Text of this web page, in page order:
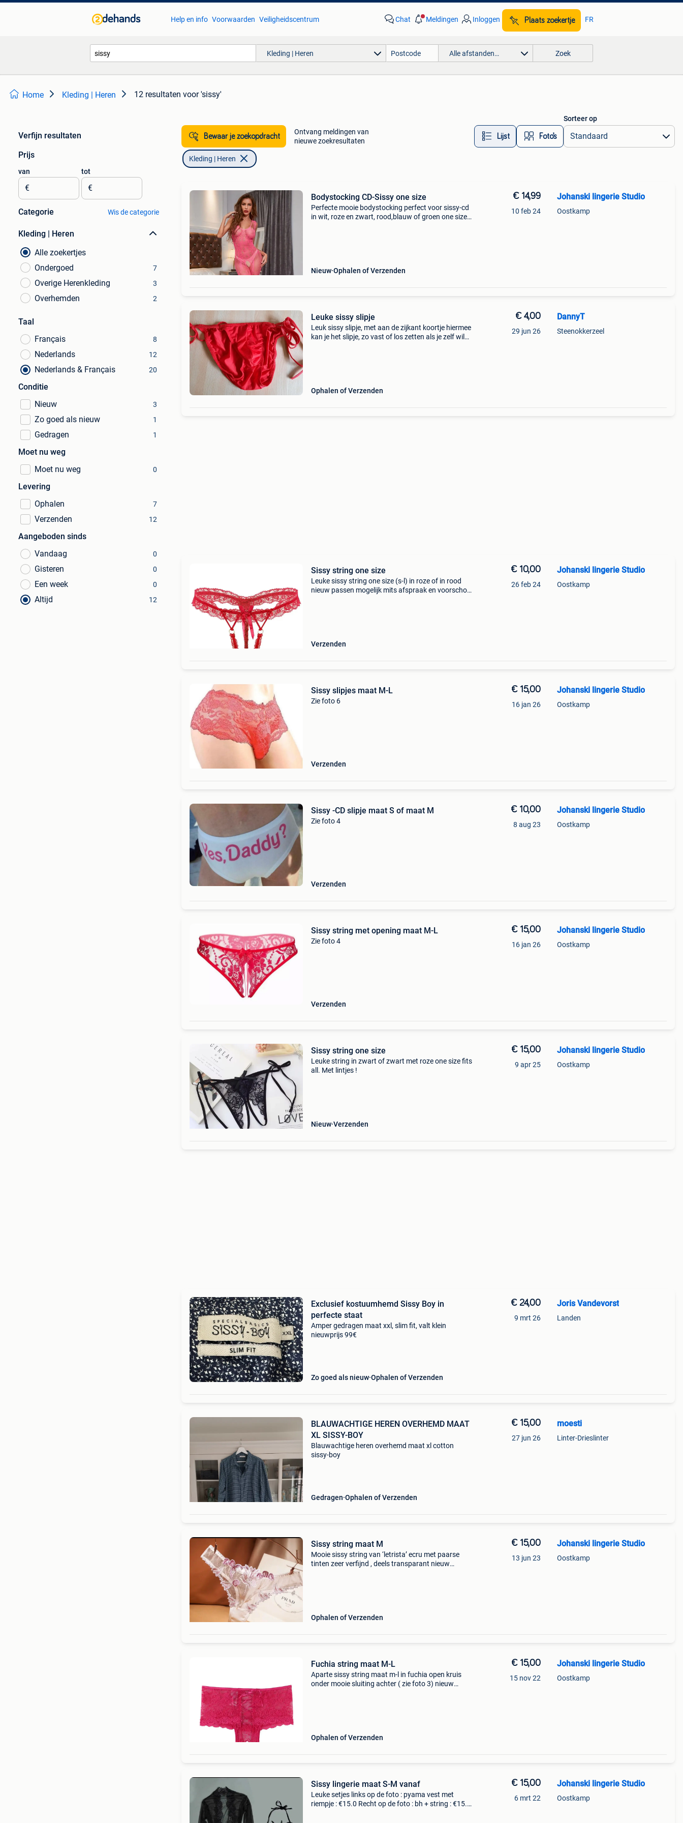
Help en info Voorwaarden Veiligheidscentrum Chat Meldingen Inloggen Plaats zoekertje FR
Kleding | Heren Alle afstanden… Zoek
Home Kleding | Heren 12 resultaten voor 'sissy'
Verfijn resultaten
Prijs
van
€
tot
€
Categorie Wis de categorie
Kleding | Heren
Alle zoekertjes
Ondergoed
7
Overige Herenkleding 3
Overhemden 2
Taal
Français
8
Nederlands 12
Nederlands & Français 20
Conditie
Nieuw
3
Zo goed als nieuw 1
Gedragen 1
Moet nu weg
Moet nu weg
0
Levering
Ophalen
7
Verzenden 12
Aangeboden sinds
Vandaag
0
Gisteren 0
Een week 0
Altijd 12
Bewaar je zoekopdracht
Ontvang meldingen van
nieuwe zoekresultaten
Lijst Foto’s
Sorteer op
Kleding | Heren
Bodystocking CD-Sissy one size
Perfecte mooie bodystocking perfect voor sissy-cd
in wit, roze en zwart, rood,blauw of groen one size
Nieuw Ophalen of Verzenden
€ 14,99
10 feb 24
Johanski lingerie Studio
Oostkamp
Leuke sissy slipje
Leuk sissy slipje, met aan de zijkant koortje hiermee
kan je het slipje, zo vast of los zetten als je zelf wild.
Ophalen of Verzenden
€ 4,00
29 jun 26
DannyT
Steenokkerzeel
Sissy string one size
Leuke sissy string one size (s-l) in roze of in rood
nieuw passen mogelijk mits afspraak en voorschot
Verzenden
€ 10,00
26 feb 24
Johanski lingerie Studio
Oostkamp
Sissy slipjes maat M-L
Zie foto 6
Verzenden
€ 15,00
16 jan 26
Johanski lingerie Studio
Oostkamp
Sissy -CD slipje maat S of maat M
Zie foto 4
Verzenden
€ 10,00
8 aug 23
Johanski lingerie Studio
Oostkamp
Sissy string met opening maat M-L
Zie foto 4
Verzenden
€ 15,00
16 jan 26
Johanski lingerie Studio
Oostkamp
Sissy string one size
Leuke string in zwart of zwart met roze one size fits
all. Met lintjes !
Nieuw Verzenden
€ 15,00
9 apr 25
Johanski lingerie Studio
Oostkamp
Exclusief kostuumhemd Sissy Boy in
perfecte staat
Amper gedragen maat xxl, slim fit, valt klein
nieuwprijs 99€
Zo goed als nieuw Ophalen of Verzenden
€ 24,00
9 mrt 26
Joris Vandevorst
Landen
BLAUWACHTIGE HEREN OVERHEMD MAAT
XL SISSY-BOY
Blauwachtige heren overhemd maat xl cotton
sissy-boy
Gedragen Ophalen of Verzenden
€ 15,00
27 jun 26
moesti
Linter-Drieslinter
Sissy string maat M
Mooie sissy string van ‘letrista’ ecru met paarse
tinten zeer verfijnd , deels transparant nieuw
Ophalen of Verzenden
€ 15,00
13 jun 23
Johanski lingerie Studio
Oostkamp
Fuchia string maat M-L
Aparte sissy string maat m-l in fuchia open kruis
onder mooie sluiting achter ( zie foto 3) nieuw
Ophalen of Verzenden
€ 15,00
15 nov 22
Johanski lingerie Studio
Oostkamp
Sissy lingerie maat S-M vanaf
Leuke setjes links op de foto : pyama vest met
riempje : €15.0 Recht op de foto : bh + string : €15.0
€ 15,00
6 mrt 22
Johanski lingerie Studio
Oostkamp